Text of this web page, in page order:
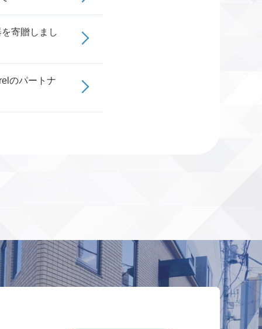
寄贈しまし
のパートナ